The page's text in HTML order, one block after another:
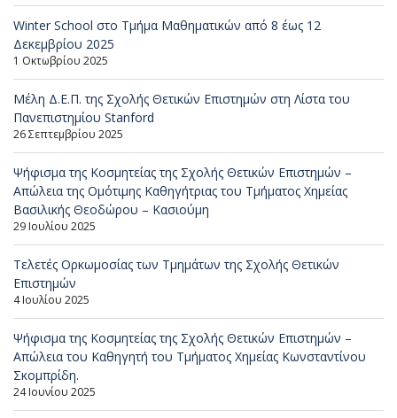
Winter School στο Τμήμα Μαθηματικών από 8 έως 12
Δεκεμβρίου 2025
1 Οκτωβρίου 2025
Μέλη Δ.Ε.Π. της Σχολής Θετικών Επιστημών στη Λίστα του
Πανεπιστημίου Stanford
26 Σεπτεμβρίου 2025
Ψήφισμα της Κοσμητείας της Σχολής Θετικών Επιστημών –
Απώλεια της Ομότιμης Καθηγήτριας του Τμήματος Χημείας
Βασιλικής Θεοδώρου – Κασιούμη
29 Ιουλίου 2025
Τελετές Ορκωμοσίας των Τμημάτων της Σχολής Θετικών
Επιστημών
4 Ιουλίου 2025
Ψήφισμα της Κοσμητείας της Σχολής Θετικών Επιστημών –
Απώλεια του Καθηγητή του Τμήματος Χημείας Κωνσταντίνου
Σκομπρίδη.
24 Ιουνίου 2025